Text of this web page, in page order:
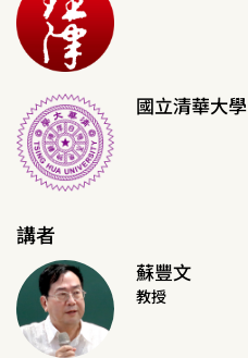
國立清華大學
講者
蘇豐文
教授